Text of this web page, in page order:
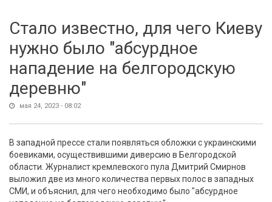
Стало известно, для чего Киеву
нужно было "абсурдное
нападение на белгородскую
деревню"
мая 24, 2023 - 08:02
В западной прессе стали появляться обложки с украинскими
боевиками, осуществившими диверсию в Белгородской
области. Журналист кремлевского пула Дмитрий Смирнов
выложил две из много количества первых полос в западных
СМИ, и объяснил, для чего необходимо было "абсурдное